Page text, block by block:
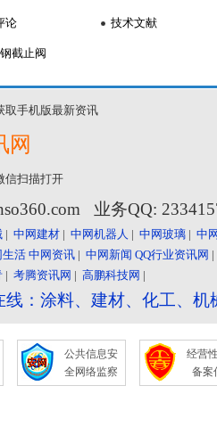
论 技术文献
截止阀
取手机版最新资讯
网
信扫描打开
业务QQ:
| 中网建材 | 中网机器人 | 中网玻璃 | 中
生活 中网资讯 | 中网新闻 QQ行业资讯网
| 考腾资讯网 | 高鹏科技网 |
线：涂料、建材、化工、
公共信息安
全网络监察
经营
备案